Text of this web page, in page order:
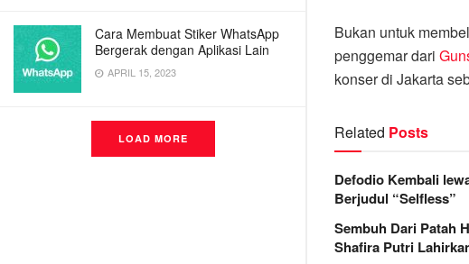
Cara Membuat Stiker WhatsApp
Bergerak dengan Aplikasi Lain
APRIL 15, 2023
LOAD MORE
Bukan untuk
penggemar dari
konser di Jakarta
Related Posts
Defodio Kembali
Berjudul “Selfless”
Sembuh Dari Patah
Shafira Putri